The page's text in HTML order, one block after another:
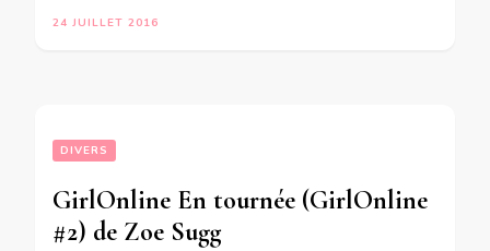
24 JUILLET 2016
DIVERS
GirlOnline En tournée (GirlOnline
#2) de Zoe Sugg